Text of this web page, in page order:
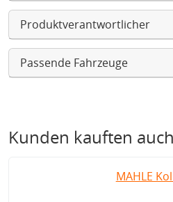
Produktverantwortlicher
Passende Fahrzeuge
Kunden kauften auch
MAHLE